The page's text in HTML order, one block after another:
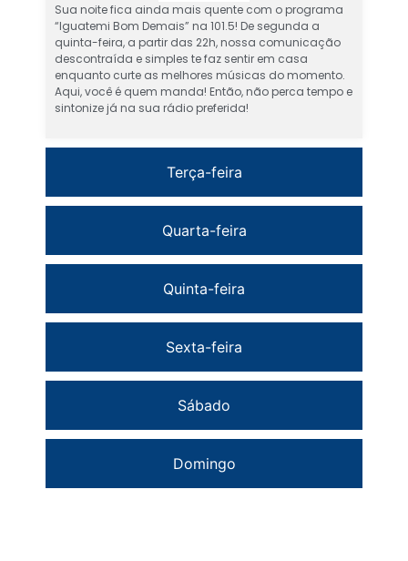
Terça-feira
Quarta-feira
Quinta-feira
Sexta-feira
Sábado
Domingo
Sua noite fica ainda mais quente com o programa
“Iguatemi Bom Demais” na 101.5! De segunda a
quinta-feira, a partir das 22h, nossa comunicação
descontraída e simples te faz sentir em casa
enquanto curte as melhores músicas do momento.
Aqui, você é quem manda! Então, não perca tempo e
sintonize já na sua rádio preferida!